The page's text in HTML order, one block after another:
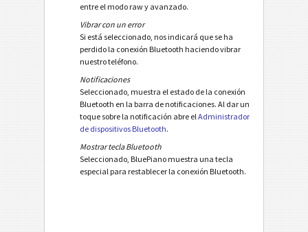
entre el modo raw y avanzado.
Vibrar con un error
Si está seleccionado, nos indicará que se ha
perdido la conexión Bluetooth haciendo vibrar
nuestro teléfono.
Notificaciones
Seleccionado, muestra el estado de la conexión
Bluetooth en la barra de notificaciones. Al dar un
toque sobre la notificación abre el Administrador
de dispositivos Bluetooth.
Mostrar tecla Bluetooth
Seleccionado, BluePiano muestra una tecla
especial para restablecer la conexión Bluetooth.